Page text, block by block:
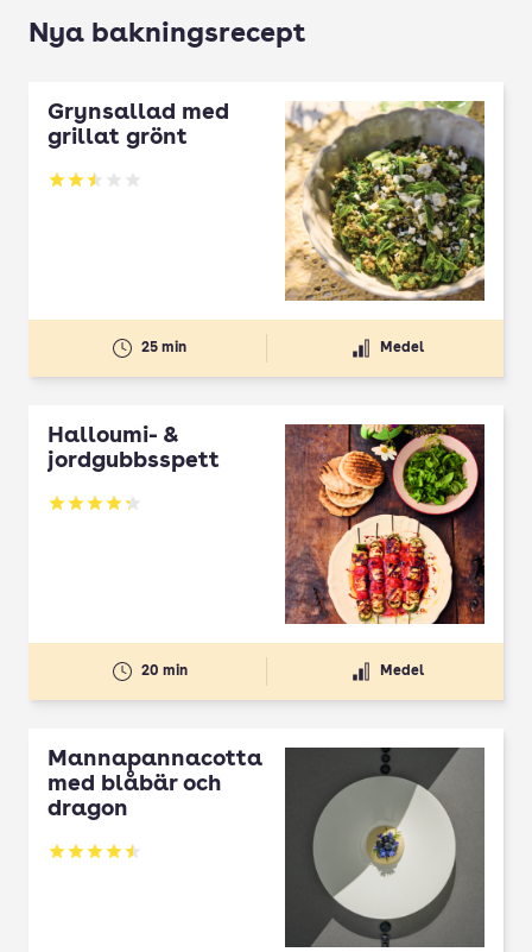
Nya bakningsrecept
Grynsallad med
grillat grönt
Betyg: 2.5 av 5
25 min Medel
Halloumi- &
jordgubbsspett
Betyg: 4.3 av 5
20 min Medel
Mannapannacotta
med blåbär och
dragon
Betyg: 4.5 av 5